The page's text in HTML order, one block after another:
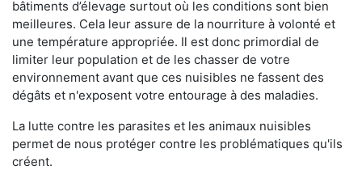
bâtiments d’élevage surtout où les conditions sont bien
meilleures. Cela leur assure de la nourriture à volonté et
une température appropriée. Il est donc primordial de
limiter leur population et de les chasser de votre
environnement avant que ces nuisibles ne fassent des
dégâts et n'exposent votre entourage à des maladies.
La lutte contre les parasites et les animaux nuisibles
permet de nous protéger contre les problématiques qu'ils
créent.